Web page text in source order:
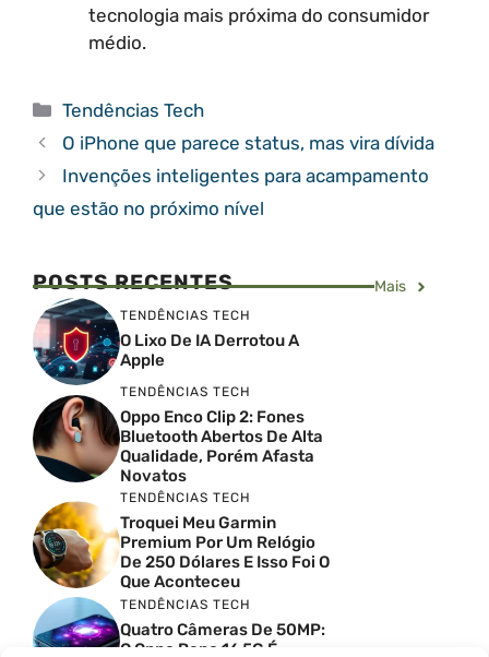
tecnologia mais próxima do consumidor
médio.
Categorias
Tendências Tech
O iPhone que parece status, mas vira dívida
Invenções inteligentes para acampamento
que estão no próximo nível
POSTS RECENTES Mais
TENDÊNCIAS TECH
O Lixo De IA Derrotou A
Apple
TENDÊNCIAS TECH
Oppo Enco Clip 2: Fones
Bluetooth Abertos De Alta
Qualidade, Porém Afasta
Novatos
TENDÊNCIAS TECH
Troquei Meu Garmin
Premium Por Um Relógio
De 250 Dólares E Isso Foi O
Que Aconteceu
TENDÊNCIAS TECH
Quatro Câmeras De 50MP:
O Oppo Reno 16 5G É